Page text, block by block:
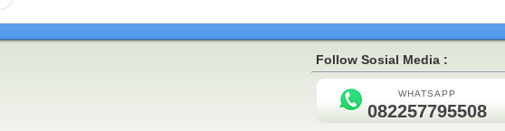
Follow Sosial Media :
WHATSAPP
082257795508